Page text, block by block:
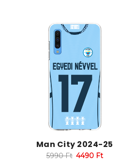
Man City 2024-25
5990Ft 4490 Ft